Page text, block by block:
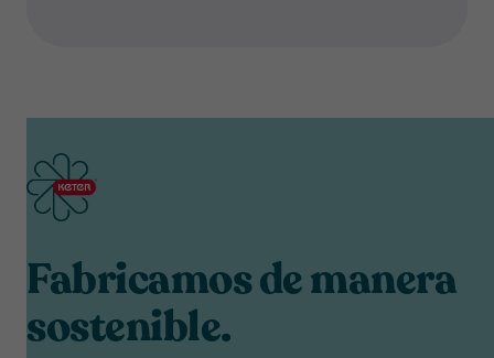
Fabricamos de manera
sostenible.